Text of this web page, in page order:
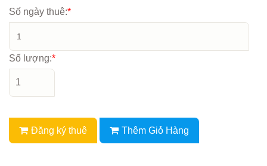
Số ngày thuê:*
Số lượng:*
Đăng ký thuê Thêm Giỏ Hàng